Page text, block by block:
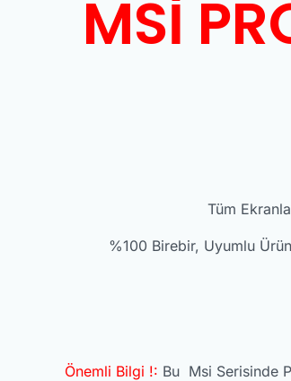
MSİ
Tüm
%100 Birebir, Uyumlu
Önemli Bilgi !: Bu Msi Serisinde